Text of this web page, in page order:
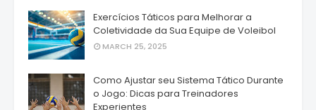
Exercícios Táticos para Melhorar a
Coletividade da Sua Equipe de Voleibol
MARCH 25, 2025
Como Ajustar seu Sistema Tático Durante
o Jogo: Dicas para Treinadores
Experientes